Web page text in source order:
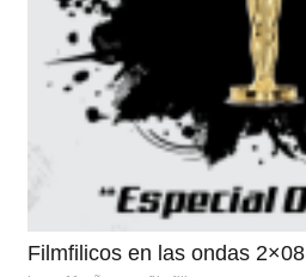
Filmfilicos en las ondas 2×08